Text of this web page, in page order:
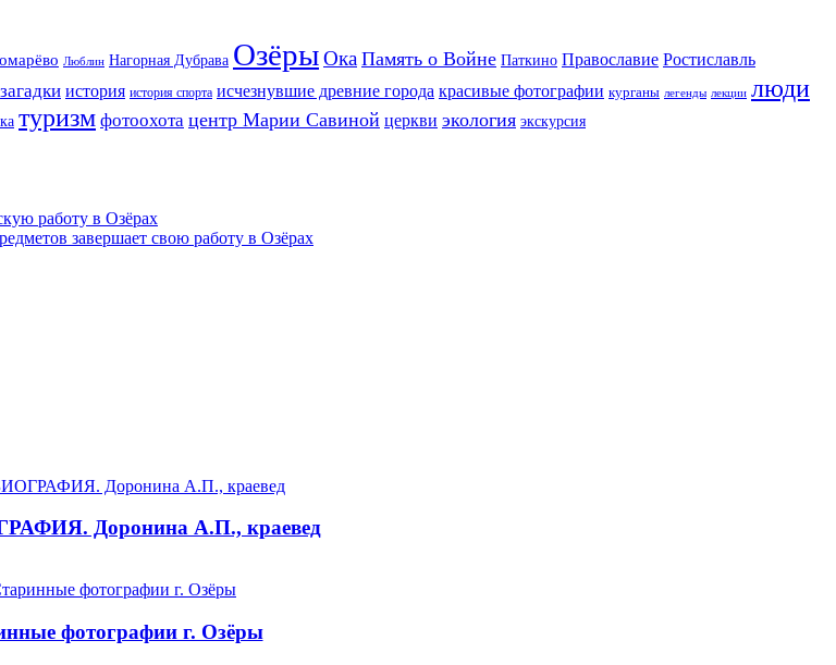
Люблин Нагорная Дубрава ОзёрыОка Память о Войне Паткино Православие Ростиславль
загадки история история спорта исчезнувшие древние города красивые фотографии курганы легенды лекции люди
туризм фотоохота центр Марии Савиной церкви экология экскурсия
работу в Озёрах
завершает свою работу в Озёрах
Доронина А.П., краевед
фотографии г. Озёры